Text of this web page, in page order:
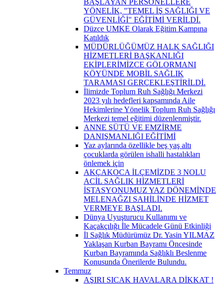
YÖNELİK, "TEMEL İŞ SAĞLIĞI VE
GÜVENLİĞİ" EĞİTİMİ VERİLDİ.
Düzce UMKE Olarak Eğitim Kampına
Katıldık
MÜDÜRLÜĞÜMÜZ HALK SAĞLIĞI
HİZMETLERİ BAŞKANLIĞI
EKİPLERİMİZCE GÖLORMANI
KÖYÜNDE MOBİL SAĞLIK
TARAMASI GERÇEKLEŞTİRİLDİ.
İlimizde Toplum Ruh Sağlığı Merkezi
2023 yılı hedefleri kapsamında Aile
Hekimlerine Yönelik Toplum Ruh Sağlığı
Merkezi temel eğitimi düzenlenmiştir.
ANNE SÜTÜ VE EMZİRME
DANIŞMANLIĞI EĞİTİMİ
Yaz aylarında özellikle beş yaş altı
çocuklarda görülen ishalli hastalıkları
önlemek için
AKÇAKOCA İLÇEMİZDE 3 NOLU
ACİL SAĞLIK HİZMETLERİ
İSTASYONUMUZ YAZ DÖNEMİNDE
MELENAĞZI SAHİLİNDE HİZMET
VERMEYE BAŞLADI.
Dünya Uyuşturucu Kullanımı ve
Kaçakçılığı İle Mücadele Günü Etkinliği
İl Sağlık Müdürümüz Dr. Yasin YILMAZ
Yaklaşan Kurban Bayramı Öncesinde
Kurban Bayramında Sağlıklı Beslenme
Konusunda Önerilerde Bulundu.
Temmuz
AŞIRI SICAK HAVALARA DİKKAT !